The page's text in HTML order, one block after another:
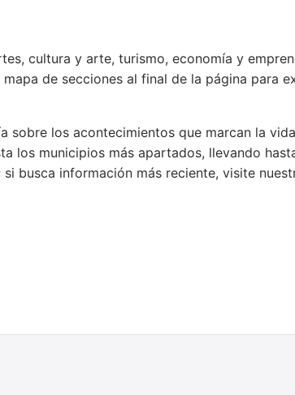
cultura y arte, turismo, economía y
de secciones al final de la página para
los acontecimientos que marcan la
los municipios más apartados, llevando
busca información más reciente, visite